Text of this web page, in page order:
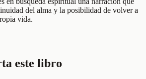
del alma y la posibilidad de volver a
vida.
este libro